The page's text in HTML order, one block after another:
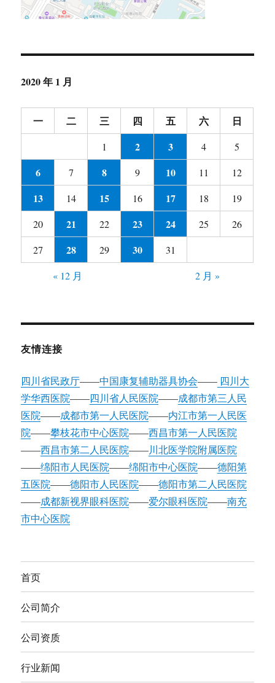
2020 年 1 月
一 二 三 四 五 六 日
1 2 3 4 5
6 7 8 9 10 11 12
13 14 15 16 17 18
19
20
21 22 23 24 25
26
27
28 29 30
31
« 12 月
2 月 »
友情连接
四川省民政厅——中国康复辅助器具协会—— 四川大
学华西医院——四川省人民医院——成都市第三人民
医院——成都市第一人民医院——内江市第一人民医
院——攀枝花市中心医院——西昌市第一人民医院
——西昌市第二人民医院——川北医学院附属医院
——绵阳市人民医院——绵阳市中心医院——德阳第
五医院——德阳市人民医院——德阳市第二人民医院
——成都新视界眼科医院——爱尔眼科医院——南充
市中心医院
首页
公司简介
公司资质
行业新闻